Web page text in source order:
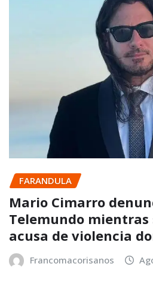
FARANDULA
Mario Cimarro
Telemundo mientras
acusa de violencia
Francomacorisanos